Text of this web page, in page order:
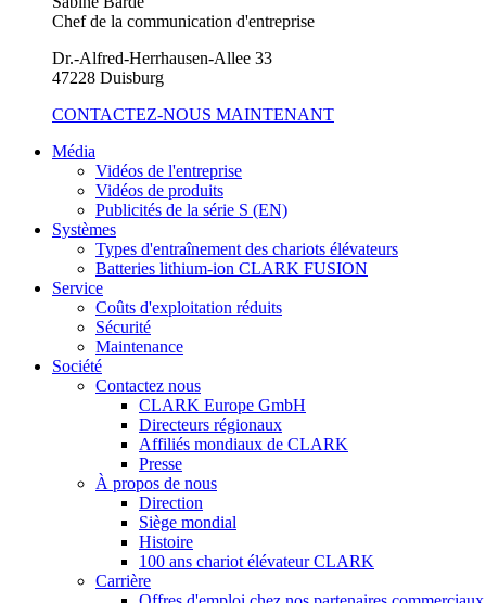
Chef de la communication d'entreprise
Dr.-Alfred-Herrhausen-Allee 33
47228 Duisburg
CONTACTEZ-NOUS MAINTENANT
Média
Vidéos de l'entreprise
Vidéos de produits
Publicités de la série S (EN)
Systèmes
Types d'entraînement des chariots élévateurs
Batteries lithium-ion CLARK FUSION
Service
Coûts d'exploitation réduits
Sécurité
Maintenance
Société
Contactez nous
CLARK Europe GmbH
Directeurs régionaux
Affiliés mondiaux de CLARK
Presse
À propos de nous
Direction
Siège mondial
Histoire
100 ans chariot élévateur CLARK
Carrière